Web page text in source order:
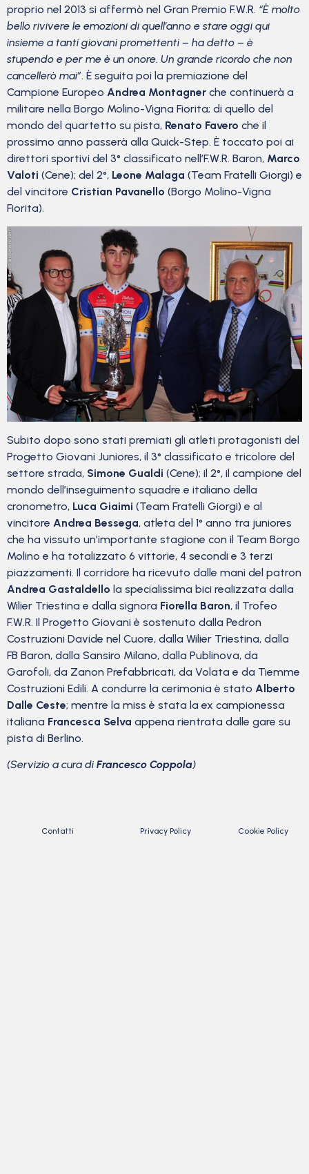
proprio nel 2013 si affermò nel Gran Premio F.W.R. “È molto
bello rivivere le emozioni di quell’anno e stare oggi qui
insieme a tanti giovani promettenti – ha detto – è
stupendo e per me è un onore. Un grande ricordo che non
cancellerò mai”. È seguita poi la premiazione del
Campione Europeo Andrea Montagner che continuerà a
militare nella Borgo Molino-Vigna Fiorita; di quello del
mondo del quartetto su pista, Renato Favero che il
prossimo anno passerà alla Quick-Step. È toccato poi ai
direttori sportivi del 3° classificato nell’F.W.R. Baron, Marco
Valoti (Cene); del 2°, Leone Malaga (Team Fratelli Giorgi) e
del vincitore Cristian Pavanello (Borgo Molino-Vigna
Fiorita).
Subito dopo sono stati premiati gli atleti protagonisti del
Progetto Giovani Juniores, il 3° classificato e tricolore del
settore strada, Simone Gualdi (Cene); il 2°, il campione del
mondo dell’inseguimento squadre e italiano della
cronometro, Luca Giaimi (Team Fratelli Giorgi) e al
vincitore Andrea Bessega, atleta del 1° anno tra juniores
che ha vissuto un’importante stagione con il Team Borgo
Molino e ha totalizzato 6 vittorie, 4 secondi e 3 terzi
piazzamenti. Il corridore ha ricevuto dalle mani del patron
Andrea Gastaldello la specialissima bici realizzata dalla
Wilier Triestina e dalla signora Fiorella Baron, il Trofeo
F.W.R. Il Progetto Giovani è sostenuto dalla Pedron
Costruzioni Davide nel Cuore, dalla Wilier Triestina, dalla
FB Baron, dalla Sansiro Milano, dalla Publinova, da
Garofoli, da Zanon Prefabbricati, da Volata e da Tiemme
Costruzioni Edili. A condurre la cerimonia è stato Alberto
Dalle Ceste; mentre la miss è stata la ex campionessa
italiana Francesca Selva appena rientrata dalle gare su
pista di Berlino.
(Servizio a cura di Francesco Coppola)
Contatti Privacy Policy Cookie Policy